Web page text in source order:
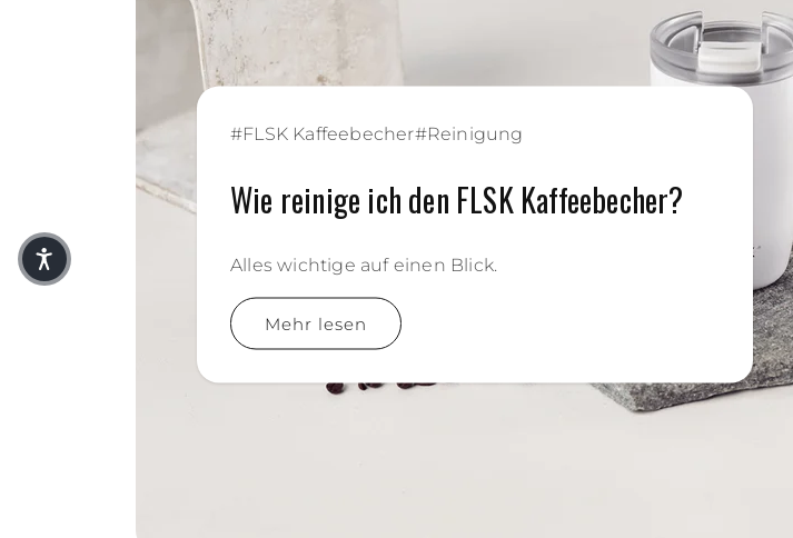
#FLSK Kaffeebecher#Reinigung
Wie reinige ich den FLSK Kaffeebecher?
Alles wichtige auf einen Blick.
Mehr lesen